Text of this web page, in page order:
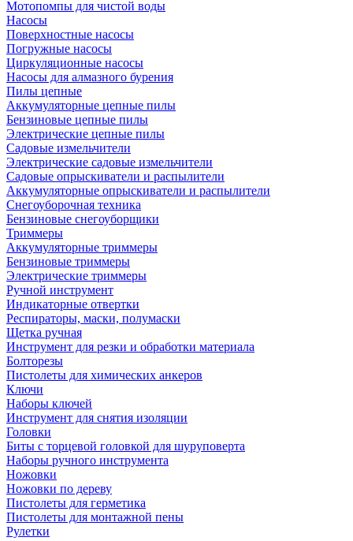
Мотопомпы для чистой воды
Насосы
Поверхностные насосы
Погружные насосы
Циркуляционные насосы
Насосы для алмазного бурения
Пилы цепные
Аккумуляторные цепные пилы
Бензиновые цепные пилы
Электрические цепные пилы
Садовые измельчители
Электрические садовые измельчители
Садовые опрыскиватели и распылители
Аккумуляторные опрыскиватели и распылители
Снегоуборочная техника
Бензиновые снегоуборщики
Триммеры
Аккумуляторные триммеры
Бензиновые триммеры
Электрические триммеры
Ручной инструмент
Индикаторные отвертки
Респираторы, маски, полумаски
Щетка ручная
Инструмент для резки и обработки материала
Болторезы
Пистолеты для химических анкеров
Ключи
Наборы ключей
Инструмент для снятия изоляции
Головки
Биты с торцевой головкой для шуруповерта
Наборы ручного инструмента
Ножовки
Ножовки по дереву
Пистолеты для герметика
Пистолеты для монтажной пены
Рулетки